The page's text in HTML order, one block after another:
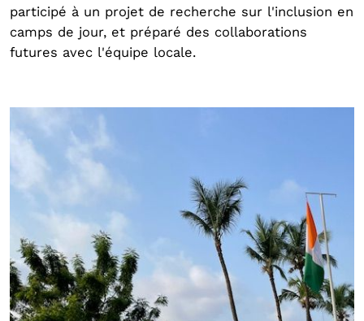
participé à un projet de recherche sur l'inclusion en
camps de jour, et préparé des collaborations
futures avec l'équipe locale.